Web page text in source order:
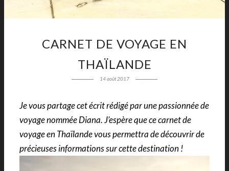
CARNET DE VOYAGE EN
THAÏLANDE
14 août 2017
Je vous partage cet écrit rédigé par une passionnée de
voyage nommée Diana. J’espère que ce carnet de
voyage en Thaïlande vous permettra de découvrir de
précieuses informations sur cette destination !